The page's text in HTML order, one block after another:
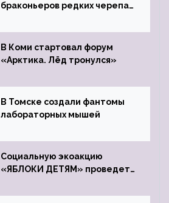
браконьеров редких черепах
зоопарк
В Коми стартовал форум
«Арктика. Лёд тронулся»
В Томске создали фантомы
лабораторных мышей
Социальную экоакцию
«ЯБЛОКИ ДЕТЯМ» проведет